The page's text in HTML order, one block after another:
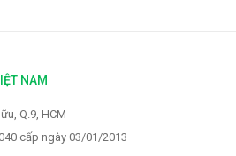
NAM
Q.9, HCM
cấp ngày 03/01/2013